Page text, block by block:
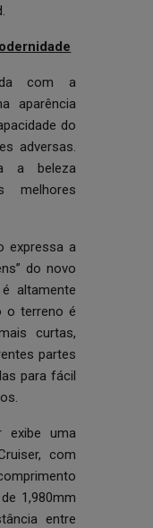
com a
aparência
do
adversas.
a beleza
melhores
expressa a
do novo
altamente
o terreno é
curtas,
partes
para fácil
exibe uma
com
1,980mm
entre